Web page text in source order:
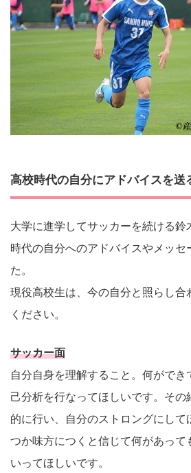
高校時代の自分にアドバイスを送
大学に進学してサッカーを続ける鈴
時代の自分へのアドバイスやメッセ
た。
現役高校生は、今の自分と照らし合
ください。
サッカー面
自分自身を理解すること。何ができ
己分析を行なってほしいです。その
的に行い、自分のストロングにして
つか味方につくと信じて何があって
いってほしいです。